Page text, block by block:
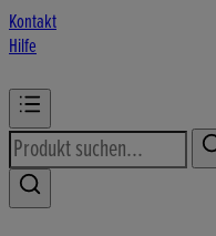
Kontakt
Hilfe